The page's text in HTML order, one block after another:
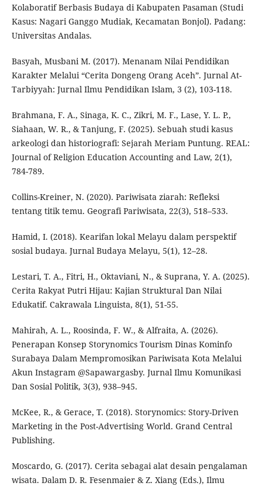
Kolaboratif Berbasis Budaya di Kabupaten Pasaman (Studi
Kasus: Nagari Ganggo Mudiak, Kecamatan Bonjol). Padang:
Universitas Andalas.
Basyah, Musbani M. (2017). Menanam Nilai Pendidikan
Karakter Melalui “Cerita Dongeng Orang Aceh”. Jurnal At-
Tarbiyyah: Jurnal Ilmu Pendidikan Islam, 3 (2), 103-118.
Brahmana, F. A., Sinaga, K. C., Zikri, M. F., Lase, Y. L. P.,
Siahaan, W. R., & Tanjung, F. (2025). Sebuah studi kasus
arkeologi dan historiografi: Sejarah Meriam Puntung. REAL:
Journal of Religion Education Accounting and Law, 2(1),
784-789.
Collins-Kreiner, N. (2020). Pariwisata ziarah: Refleksi
tentang titik temu. Geografi Pariwisata, 22(3), 518–533.
Hamid, I. (2018). Kearifan lokal Melayu dalam perspektif
sosial budaya. Jurnal Budaya Melayu, 5(1), 12–28.
Lestari, T. A., Fitri, H., Oktaviani, N., & Suprana, Y. A. (2025).
Cerita Rakyat Putri Hijau: Kajian Struktural Dan Nilai
Edukatif. Cakrawala Linguista, 8(1), 51-55.
Mahirah, A. L., Roosinda, F. W., & Alfraita, A. (2026).
Penerapan Konsep Storynomics Tourism Dinas Kominfo
Surabaya Dalam Mempromosikan Pariwisata Kota Melalui
Akun Instagram @Sapawargasby. Jurnal Ilmu Komunikasi
Dan Sosial Politik, 3(3), 938–945.
McKee, R., & Gerace, T. (2018). Storynomics: Story-Driven
Marketing in the Post-Advertising World. Grand Central
Publishing.
Moscardo, G. (2017). Cerita sebagai alat desain pengalaman
wisata. Dalam D. R. Fesenmaier & Z. Xiang (Eds.), Ilmu